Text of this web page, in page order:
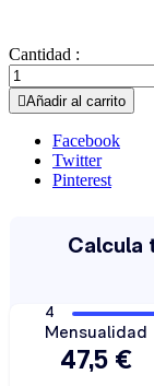
Cantidad :
Añadir al carrito
Facebook
Twitter
Pinterest